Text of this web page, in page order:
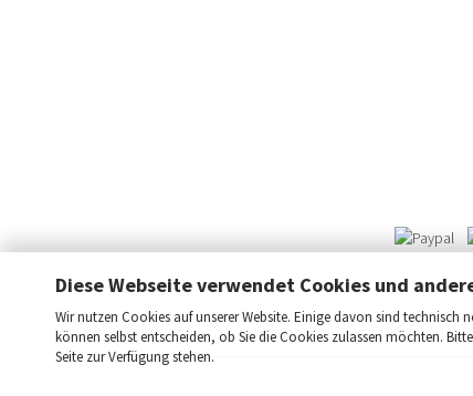
Diese Webseite verwendet Cookies und
Wir nutzen Cookies auf unserer Website. Einige davon sind technisch
können selbst entscheiden, ob Sie die Cookies zulassen möchten.
Seite zur Verfügung stehen.